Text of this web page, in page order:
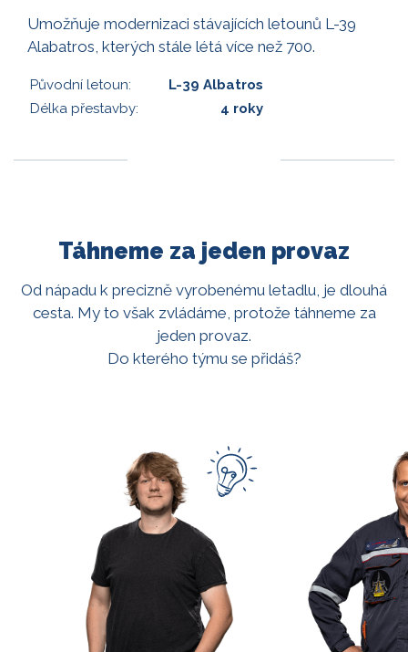
Umožňuje modernizaci stávajících letounů L-39
Alabatros, kterých stále létá více než 700.
Původní letoun:
L-39 Albatros
Délka přestavby:
4 roky
Táhneme za jeden provaz
Od nápadu k precizně vyrobenému letadlu, je dlouhá
cesta. My to však zvládáme, protože táhneme za
jeden provaz.
Do kterého týmu se přidáš?